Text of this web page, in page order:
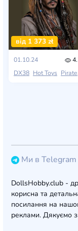
від 1 373 zł
01.10.24
DX38 Hot Toys Pirates of the Caribbean: Dead Men Tell No Tales
Ми в Telegram
DollsHobby.club -
корисна та
посилання на
реклами. Дякуємо